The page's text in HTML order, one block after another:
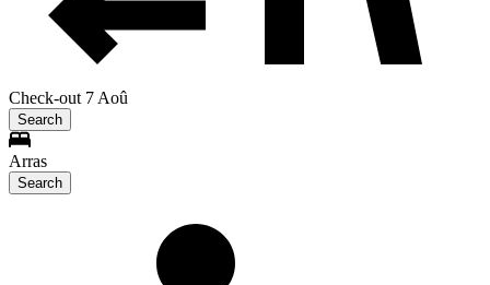
Check-out 7 Aoû
Search
Arras
Search